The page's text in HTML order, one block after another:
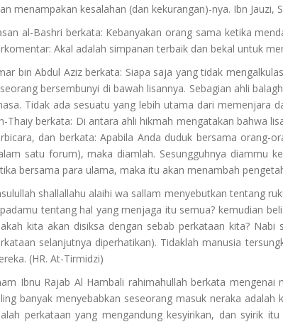
menampakan kesalahan (dan kekurangan)-nya. Ibn Jauzi,
al-Bashri berkata: Kebanyakan orang sama ketika
Akal adalah simpanan terbaik dan bekal untuk
bin Abdul Aziz berkata: Siapa saja yang tidak
bersembunyi di bawah lisannya. Sebagian ahli
Tidak ada sesuatu yang lebih utama dari memenjara
Thaiy berkata: Di antara ahli hikmah mengatakan bahwa
dan berkata: Apabila Anda duduk bersama orang-
satu forum), maka diamlah. Sesungguhnya diammu
bersama para ulama, maka itu akan menambah
shallallahu alaihi wa sallam menyebutkan tentang
tentang hal yang menjaga itu semua? kemudian
kita akan disiksa dengan sebab perkataan kita?
selanjutnya diperhatikan). Tidaklah manusia
(HR. At-Tirmidzi)
Ibnu Rajab Al Hambali rahimahullah berkata
banyak menyebabkan seseorang masuk neraka
perkataan yang mengandung kesyirikan, dan syirik